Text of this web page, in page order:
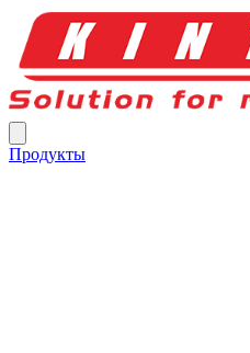
Продукты